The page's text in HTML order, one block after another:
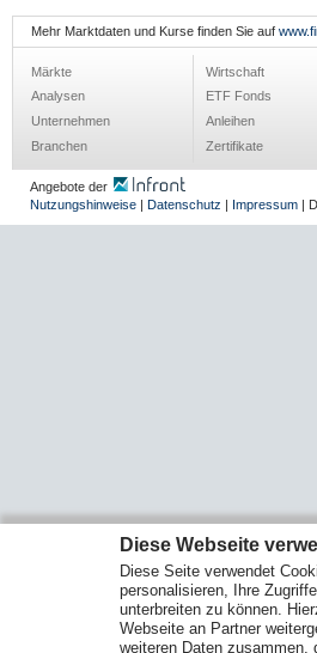
Diese Webseite
Diese Seite verwendet
personalisieren, Ihre
unterbreiten zu können.
Webseite an Partner
weiteren Daten zusammen,
Mehr Marktdaten und Kurse finden Sie auf
Märkte
Analysen
Unternehmen
Branchen
Wirtschaft
ETF Fonds
Anleihen
Zertifikate
Angebote der
Nutzungshinweise
Datenschutz Impressum |